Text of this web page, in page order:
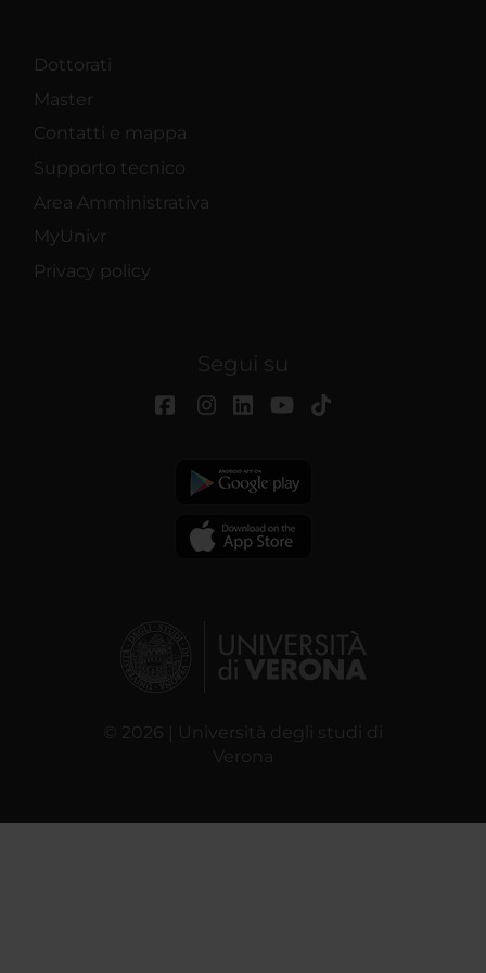
Dottorati
Master
Contatti e mappa
Supporto tecnico
Area Amministrativa
MyUnivr
Privacy policy
Segui su
© 2026 | Università degli studi di
Verona